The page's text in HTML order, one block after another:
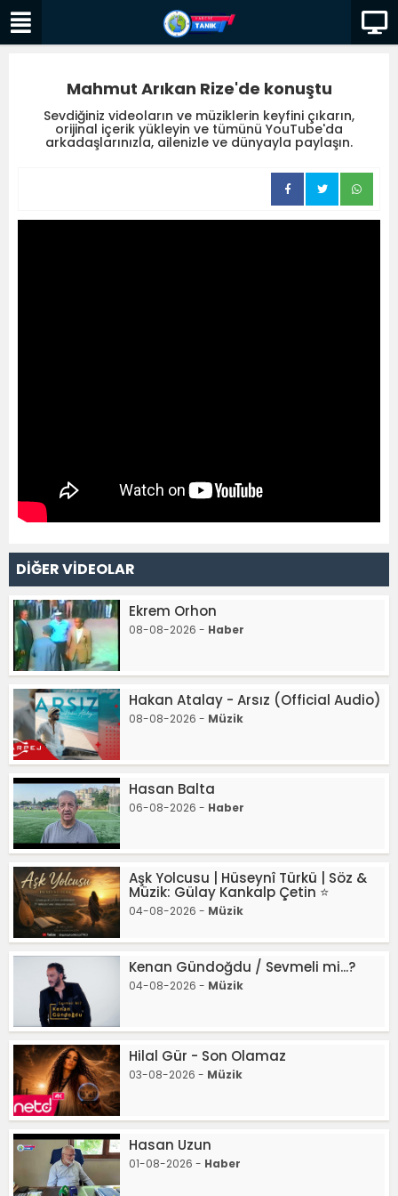
Mahmut Arıkan Rize'de konuştu
Sevdiğiniz videoların ve müziklerin keyfini çıkarın,
orijinal içerik yükleyin ve tümünü YouTube'da
arkadaşlarınızla, ailenizle ve dünyayla paylaşın.
DİĞER VİDEOLAR
Ekrem Orhon
08-08-2026 - Haber
Hakan Atalay - Arsız (Official Audio)
08-08-2026 - Müzik
Hasan Balta
06-08-2026 - Haber
Aşk Yolcusu | Hüseynî Türkü | Söz &
Müzik: Gülay Kankalp Çetin ⭐
04-08-2026 - Müzik
Kenan Gündoğdu / Sevmeli mi...?
04-08-2026 - Müzik
Hilal Gür - Son Olamaz
03-08-2026 - Müzik
Hasan Uzun
01-08-2026 - Haber